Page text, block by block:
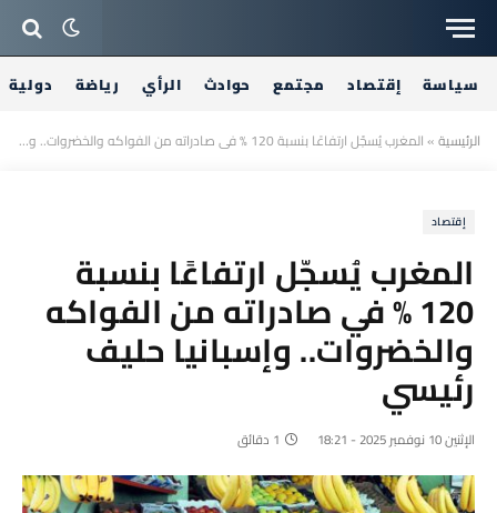
سياسة إقتصاد مجتمع حوادث الرأي رياضة دولية
الرئيسية»المغرب يُسجّل ارتفاعًا بنسبة 120 % في صادراته من الفواكه والخضروات.. وإسبانيا حليف رئيسي
إقتصاد
المغرب يُسجّل ارتفاعًا بنسبة
120 % في صادراته من الفواكه
والخضروات.. وإسبانيا حليف
رئيسي
الإثنين 10 نوفمبر 2025 - 18:21 1 دقائق